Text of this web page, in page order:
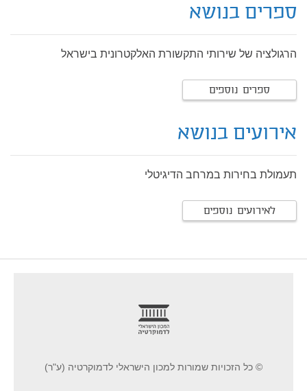
ספרים בנושא
הרגולציה של שירותי התקשורת האלקטרונית בישראל
ספרים נוספים
אירועים בנושא
תעמולת בחירות במרחב הדיגיטלי
לאירועים נוספים
© כל הזכויות שמורות למכון הישראלי לדמוקרטיה (ע"ר)